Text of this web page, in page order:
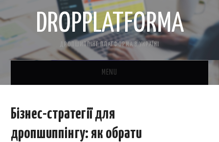
DROPPLATFORMA
ДРОПШИППІНГ ПЛАТФОРМА В УКРАЇНІ
MENU
КОНТАКТНА ІНФОРМАЦІЯ
Бізнес-стратегії для
дропшиппінгу: як обрати